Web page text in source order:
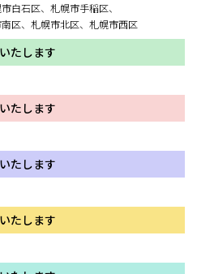
白石区、札幌市手稲区、
区、札幌市北区、札幌市西区
たします
たします
たします
たします